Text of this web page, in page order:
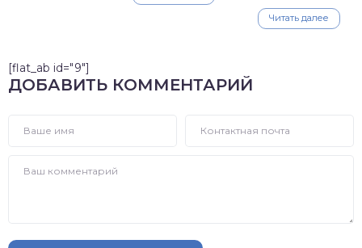
Читать далее
[flat_ab id="9"]
ДОБАВИТЬ КОММЕНТАРИЙ